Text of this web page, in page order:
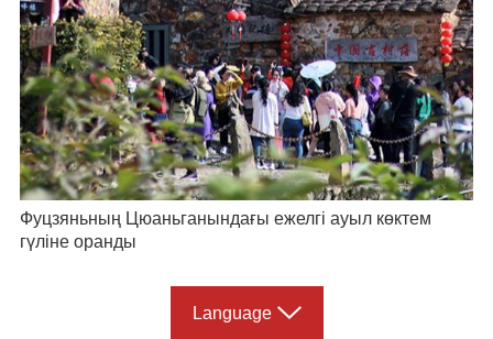
Фуцзяньның Цюаньганындағы ежелгі ауыл көктем
гүліне оранды
Language